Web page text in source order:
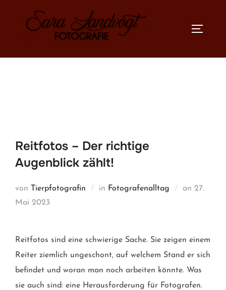
Reitfotos – Der richtige
Augenblick zählt!
von Tierpfotografin in Fotografenalltag an 27.
Mai 2023
Reitfotos sind eine schwierige Sache. Sie zeigen einem
Reiter ziemlich ungeschont, auf welchem Stand er sich
befindet und woran man noch arbeiten könnte. Was
sie auch sind: eine Herausforderung für Fotografen.